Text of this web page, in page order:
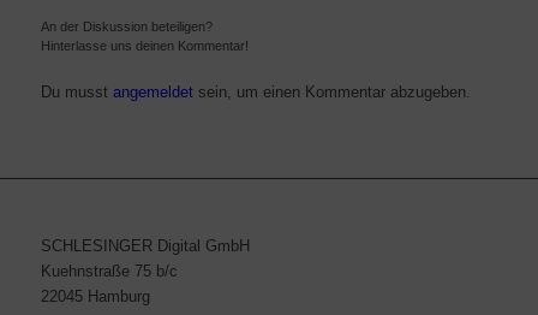
An der Diskussion beteiligen?
Hinterlasse uns deinen Kommentar!
Du musst angemeldetsein, um einen Kommentar abzugeben.
SCHLESINGER Digital GmbH
Kuehnstraße 75 b/c
22045 Hamburg